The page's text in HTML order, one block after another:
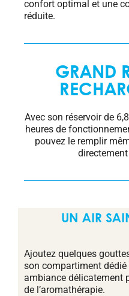
confort optimal et une
réduite.
GRAND
Avec son réservoir de
heures de
pouvez le remplir
UN AIR
Ajoutez quelques
son compartiment dédié
ambiance délicatement
de l’aromathérapie.